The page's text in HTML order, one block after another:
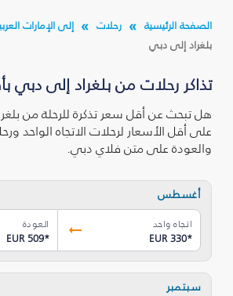
الصفحة الرئيسية رحلات
إلى الإمارات
بلغراد إلى دبي
تذاكر رحلات من بلغراد إلى دبي
هل تبحث عن أقل سعر تذكرة للرحلة من
على أقل الأسعار لرحلات الاتجاه الواحد
والعودة على متن فلاي دبي.
أغسطس
اتجاه واحد
EUR 330*
العودة
EUR 509*
سبتمبر